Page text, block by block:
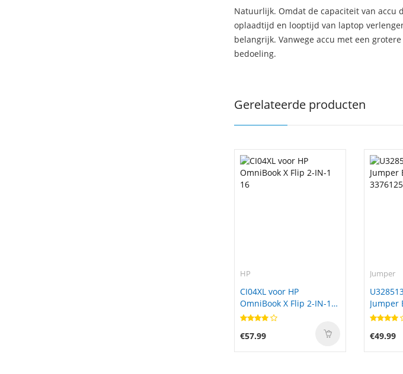
Natuurlijk. Omdat de capaciteit van accu
oplaadtijd en looptijd van laptop
belangrijk. Vanwege accu met een
bedoeling.
Gerelateerde producten
HP
CI04XL voor HP
OmniBook X Flip 2-IN-1
16
€57.99
Jumper
Jumper
3376125-
€49.99